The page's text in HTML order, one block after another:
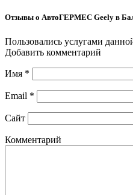
Отзывы о АвтоГЕРМЕС Geely в
Пользовались услугами
Добавить комментарий
Имя *
Email *
Сайт
Комментарий